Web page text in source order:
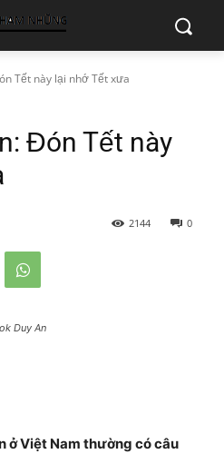
Tết này lại nhớ Tết xưa
Đón Tết này
0
2144
Duy An
ở Việt Nam thường có câu